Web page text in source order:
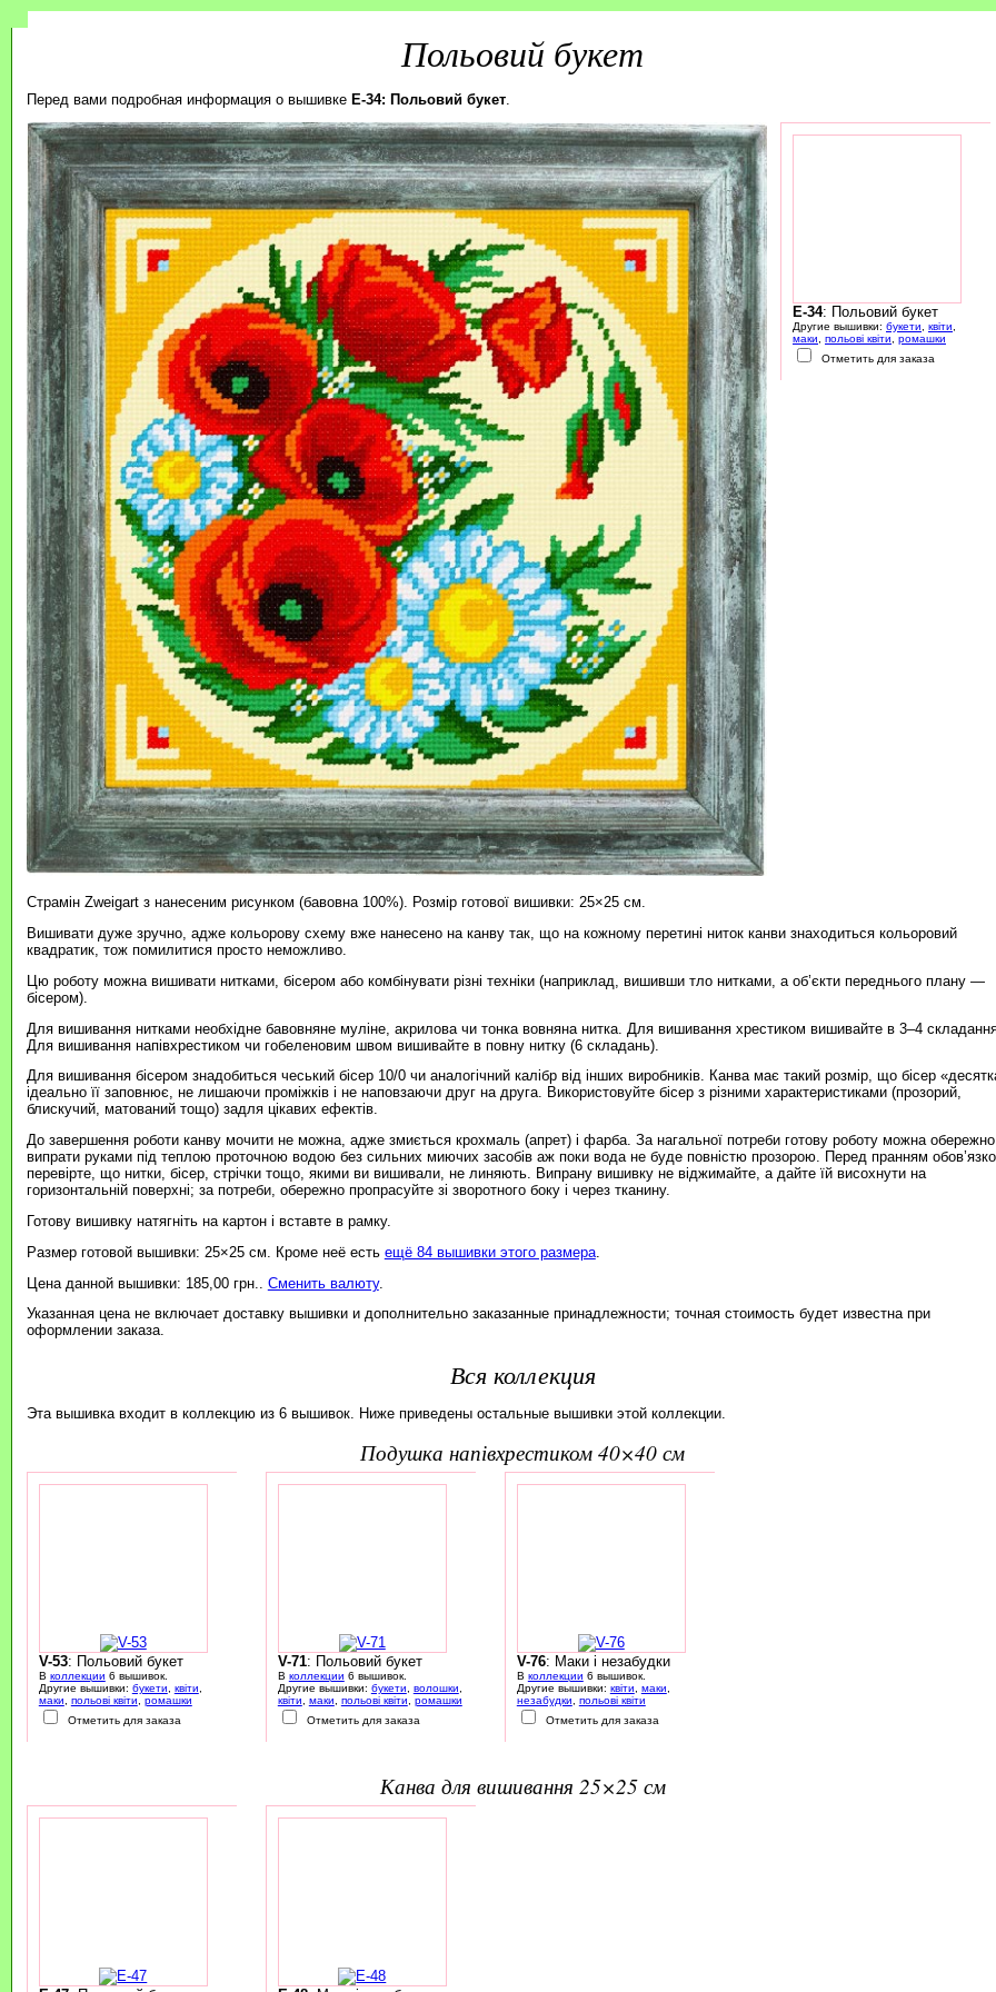
Польовий букет
Перед вами подробная информация о вышивке E-34: Польовий букет.
E-34: Польовий букет
Другие вышивки: букети квіти
маки
польові квіти
ромашки
Отметить для заказа
Страмін Zweigart з нанесеним рисунком (бавовна 100%). Розмір готової вишивки: 25×25 см.
Вишивати дуже зручно, адже кольорову схему вже нанесено на канву так, що на кожному перетині ниток канви знаходиться кольоровий
квадратик, тож помилитися просто неможливо.
Цю роботу можна вишивати нитками, бісером або комбінувати різні техніки (наприклад, вишивши тло нитками, а об’єкти переднього плану —
бісером).
Для вишивання нитками необхідне бавовняне муліне, акрилова чи тонка вовняна нитка. Для вишивання хрестиком вишивайте в 3–4
Для вишивання напівхрестиком чи гобеленовим швом вишивайте в повну нитку (6 складань).
Для вишивання бісером знадобиться чеський бісер 10/0 чи аналогічний калібр від інших виробників. Канва має такий розмір, що бісер
ідеально її заповнює, не лишаючи проміжків і не наповзаючи друг на друга. Використовуйте бісер з різними характеристиками (прозорий,
блискучий, матований тощо) задля цікавих ефектів.
До завершення роботи канву мочити не можна, адже змиється крохмаль (апрет) і фарба. За нагальної потреби готову роботу можна обережно
випрати руками під теплою проточною водою без сильних миючих засобів аж поки вода не буде повністю прозорою. Перед пранням
перевірте, що нитки, бісер, стрічки тощо, якими ви вишивали, не линяють. Випрану вишивку не віджимайте, а дайте їй висохнути на
горизонтальній поверхні; за потреби, обережно пропрасуйте зі зворотного боку і через тканину.
Готову вишивку натягніть на картон і вставте в рамку.
Размер готовой вышивки: 25×25 см. Кроме неё есть ещё 84 вышивки этого размера.
Цена данной вышивки: 185,00 грн.. Сменить валюту.
Указанная цена не включает доставку вышивки и дополнительно заказанные принадлежности; точная стоимость будет известна при
оформлении заказа.
Вся коллекция
Эта вышивка входит в коллекцию из 6 вышивок. Ниже приведены остальные вышивки этой коллекции.
подушка напівхрестиком 40×40 см
V-53: Польовий букет
В коллекции 6 вышивок.
Другие вышивки: букети квіти
маки
польові квіти
ромашки
Отметить для заказа
V-71: Польовий букет
В коллекции 6 вышивок.
Другие вышивки: букети волошки
квіти
маки польові квіти
ромашки
Отметить для заказа
V-76: Маки і незабудки
В коллекции 6 вышивок.
Другие вышивки: квіти маки
незабудки
польові квіти
Отметить для заказа
канва для вишивання 25×25 см